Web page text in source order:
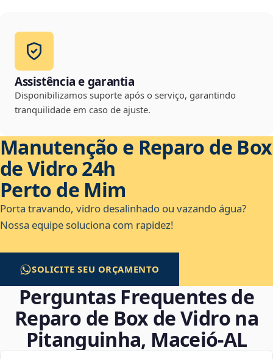
Assistência e garantia
Disponibilizamos suporte após o serviço, garantindo
tranquilidade em caso de ajuste.
Manutenção e Reparo de Box
de Vidro 24h
Perto de Mim
Porta travando, vidro desalinhado ou vazando água?
Nossa equipe soluciona com rapidez!
SOLICITE SEU ORÇAMENTO
Perguntas Frequentes de
Reparo de Box de Vidro na
Pitanguinha, Maceió‑AL